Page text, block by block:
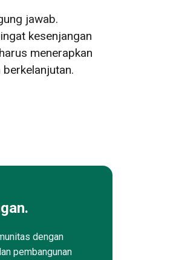
jawab.
kesenjangan
menerapkan
dengan
pembangunan